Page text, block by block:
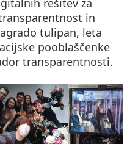
rešitev za
in
tulipan, leta
pooblaščenke
transparentnosti.